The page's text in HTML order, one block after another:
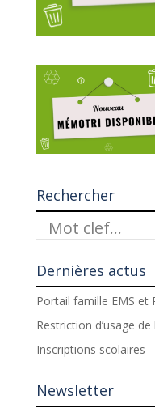
Rechercher
Dernières actus
Portail famille EMS et
Restriction d’usage de
Inscriptions scolaires
Newsletter